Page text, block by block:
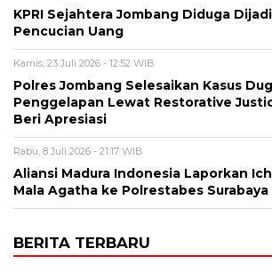
KPRI Sejahtera Jombang Diduga
Pencucian Uang
Kamis, 23 Juli 2026 - 12:52 WIB
Polres Jombang Selesaikan Kasus
Penggelapan Lewat Restorative
Beri Apresiasi
Rabu, 8 Juli 2026 - 21:17 WIB
Aliansi Madura Indonesia Laporkan
Mala Agatha ke Polrestabes Surabaya
BERITA TERBARU